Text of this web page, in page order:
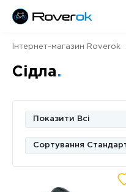
Інтернет-магазин Roverok
Сідла
Показити Всі
Сортування